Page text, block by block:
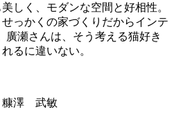
しく、モダンな空間と好相性。
っかくの家づくりだからインテ
瀬さんは、そう考える猫好き
るに違いない。
糠澤 武敏